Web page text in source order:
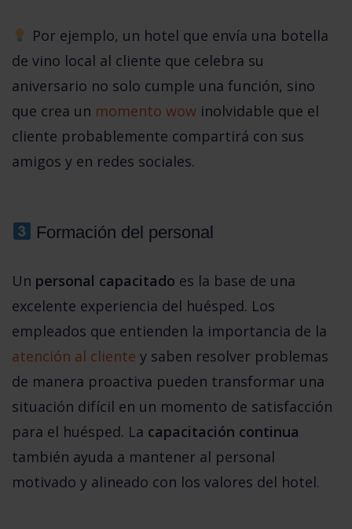
Por ejemplo, un hotel que envía una botella
de vino local al cliente que celebra su
aniversario no solo cumple una función, sino
que crea un momento wow inolvidable que el
cliente probablemente compartirá con sus
amigos y en redes sociales.
Formación del personal
Un personal capacitado es la base de una
excelente experiencia del huésped. Los
atención al cliente y saben resolver problemas
de manera proactiva pueden transformar una
situación difícil en un momento de satisfacción
para el huésped. La capacitación continua
también ayuda a mantener al personal
motivado y alineado con los valores del hotel.